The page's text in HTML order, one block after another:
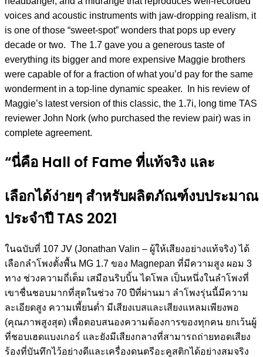
voices and acoustic instruments with jaw-dropping realism, it
is one of those “sweet-spot” wonders that pops up every
decade or two. The 1.7 gave you a generous taste of
everything its bigger and more expensive Maggie brothers
were capable of for a fraction of what you’d pay for the same
wonderment in a top-line dynamic speaker. In his review of
Maggie’s latest version of this classic, the 1.7i, long time TAS
reviewer John Nork (who purchased the review pair) was in
complete agreement.
“นี่คือ Hall of Fame ที่แท้จริง และ
เลือกได้ง่ายๆ สำหรับผลิตภัณฑ์งบประมาณ
ประจำปี TAS 2021
ในฉบับที่ 107 JV (Jonathan Valin – ผู้ให้เสียงอย่างแท้จริง) ได้
เลือกลำโพงตั้งพื้น MG 1.7 ของ Magnepan ที่มีความสูง ผอม 3
ทาง ช่วงความถี่เต็ม เสมือนริบบิ้น ไดโพล เป็นหนึ่งในลำโพงที่
เขาชื่นชอบมากที่สุดในช่วง 70 ปีที่ผ่านมา ลำโพงรุ่นนี้มีความ
ละเอียดสูง ความเพี้ยนต่ำ มีเสียงเบสและเสียงแหลมเพียงพอ
(คุณภาพสูงสุด) เพื่อตอบสนองความต้องการของทุกคน ยกเว้นผู้
ที่ชอบเฮดแบงเกอร์ และยังมีเสียงกลางที่สามารถถ่ายทอดเสียง
ร้องที่บันทึกไว้อย่างดีและเครื่องดนตรีอะคูสติกได้อย่างสมจริง